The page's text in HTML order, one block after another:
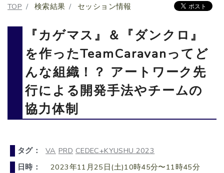
TOP 検索結果 セッション情報
『カゲマス』＆『ダンクロ』
を作ったTeamCaravanってど
んな組織！？ アートワーク先
行による開発手法やチームの
協力体制
タグ： VA PRD CEDEC+KYUSHU 2023
日時：
2023年11月25日(土)10時45分〜11時45分